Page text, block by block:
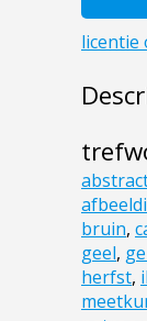
bruin,
geel,
herfst,